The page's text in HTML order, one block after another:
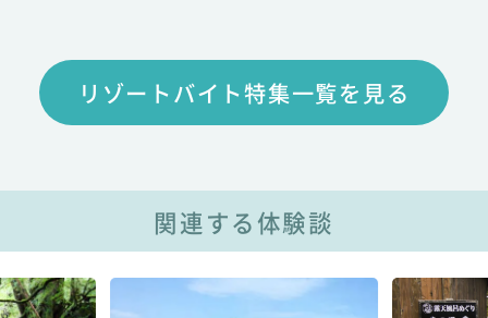
リゾートバイト特集一覧を見る
関連する体験談